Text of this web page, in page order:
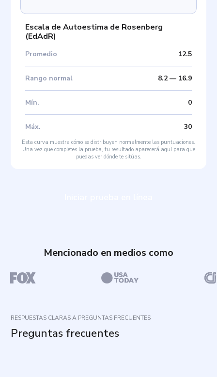
Escala de Autoestima de Rosenberg
(EdAdR)
Promedio 12.5
Rango normal 8.2— 16.9
Mín. 0
Máx. 30
Esta curva muestra cómo se distribuyen normalmente las puntuaciones.
Una vez que completes la prueba, tu resultado aparecerá aquí para que
puedas ver dónde te sitúas.
Mencionado en medios como
RESPUESTAS CLARAS A PREGUNTAS FRECUENTES
Preguntas frecuentes